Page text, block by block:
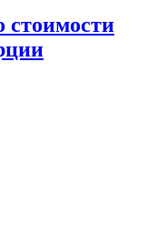
стоимости